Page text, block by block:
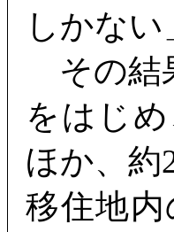
しかな
その結
をはじ
ほか、約
移住地